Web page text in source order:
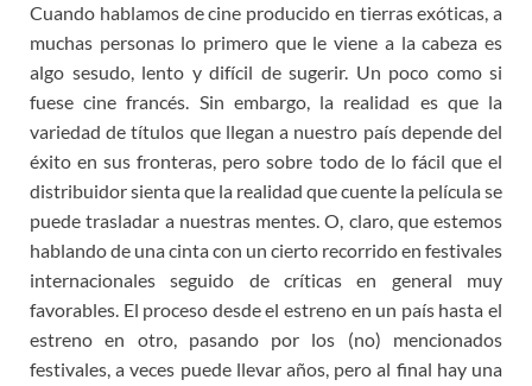
b
o
o
k
t
e
r
o
d
o
n
L
n
k
a
m
e
e
r
e
s
t
Cuando hablamos de cine producido en tierras exóticas, a
muchas personas lo primero que le viene a la cabeza es
algo sesudo, lento y difícil de sugerir. Un poco como si
fuese cine francés. Sin embargo, la realidad es que la
variedad de títulos que llegan a nuestro país depende del
éxito en sus fronteras, pero sobre todo de lo fácil que el
distribuidor sienta que la realidad que cuente la película se
puede trasladar a nuestras mentes. O, claro, que estemos
hablando de una cinta con un cierto recorrido en festivales
internacionales seguido de críticas en general muy
favorables. El proceso desde el estreno en un país hasta el
estreno en otro, pasando por los (no) mencionados
festivales, a veces puede llevar años, pero al final hay una